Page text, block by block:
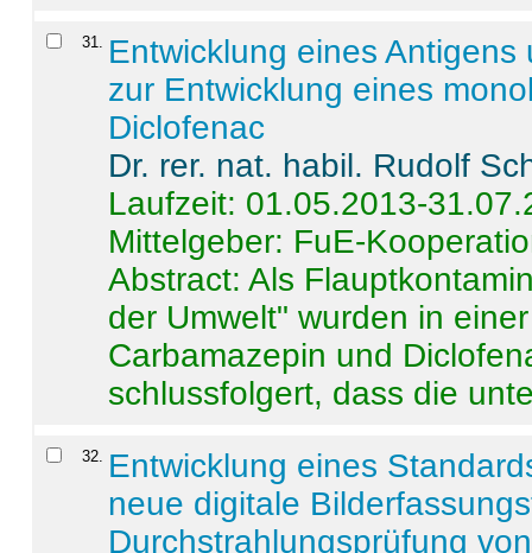
31. Entwicklung eines
zur Entwicklung eines
Diclofenac
Dr. rer. nat. habil. Rudolf
Laufzeit: 01.05.2013-
Mittelgeber: FuE-
Abstract:Als
der Umwelt" wurden in
Carbamazepin und
schlussfolgert, dass die
32. Entwicklung eines
neue digitale
Durchstrahlungsprüfung